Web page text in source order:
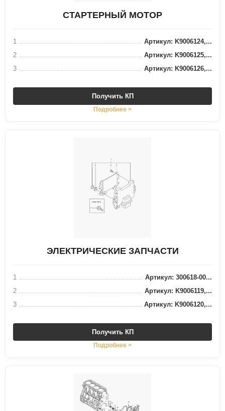
СТАРТЕРНЫЙ МОТОР
1
Артикул: K9006124,...
2
Артикул: K9006125,...
3
Артикул: K9006126,...
Получить КП
Подробнее >
ЭЛЕКТРИЧЕСКИЕ ЗАПЧАСТИ
1
Артикул: 300618-00...
2
Артикул: K9006119,...
3
Артикул: K9006120,...
Получить КП
Подробнее >